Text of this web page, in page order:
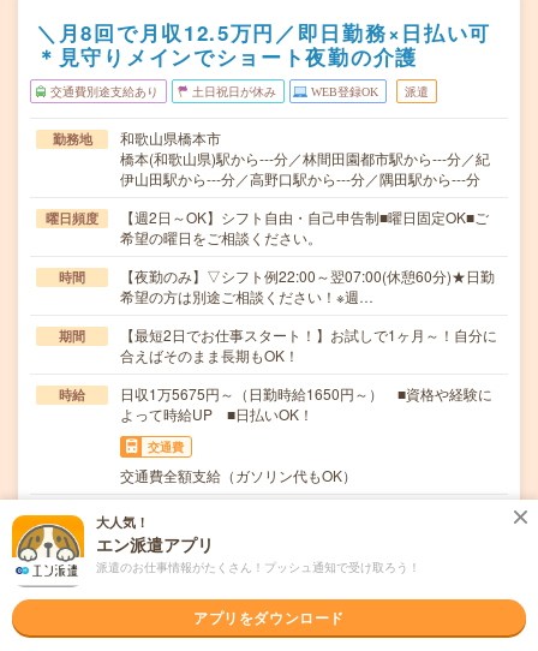
＼月8回で月収12.5万円／即日勤務×日払い可
＊見守りメインでショート夜勤の介護
交通費別途支給あり 土日祝日が休み WEB登録OK 派遣
勤務地
和歌山県橋本市
橋本(和歌山県)駅から---分／林間田園都市駅から---分／紀
伊山田駅から---分／高野口駅から---分／隅田駅から---分
曜日頻度
【週2日～OK】シフト自由・自己申告制■曜日固定OK■ご
希望の曜日をご相談ください。
時間
【夜勤のみ】▽シフト例22:00～翌07:00(休憩60分)★日勤
希望の方は別途ご相談ください！※週…
期間
【最短2日でお仕事スタート！】お試しで1ヶ月～！自分に
合えばそのまま長期もOK！
時給
日収1万5675円～（日勤時給1650円～） ■資格や経験に
よって時給UP ■日払いOK！
交通費
交通費全額支給（ガソリン代もOK）
仕事内容
施設を利用されている方々は就寝中ですので各お部屋で、
「なにか異常がないか？」「ちゃんと眠れているか？…
応募資格
ブランクOK / パソコンスキル不要 / 英語力不要
問・履歴書不要・来社不要・10名以上採用≪待遇…
大人気！
エン派遣アプリ
派遣のお仕事情報がたくさん！プッシュ通知で受け取ろう！
アプリをダウンロード